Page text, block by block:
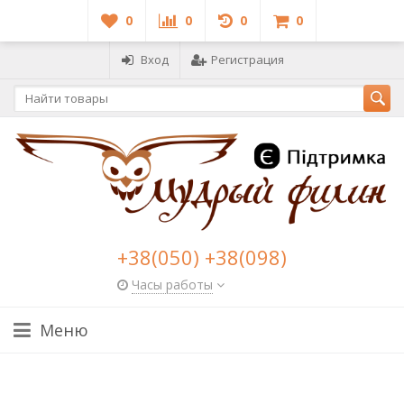
0 0 0 0
Вход Регистрация
+38(050) +38(098)
Часы работы
Меню